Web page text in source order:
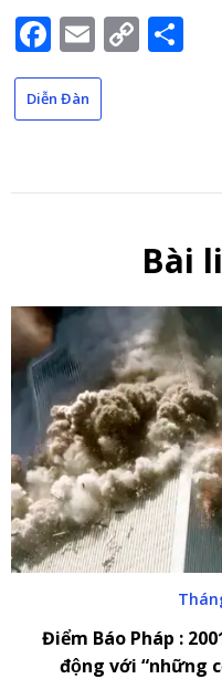
Facebook
Email
Copy
Diễn Đàn
Bài
Điểm Báo Pháp :
động với “những